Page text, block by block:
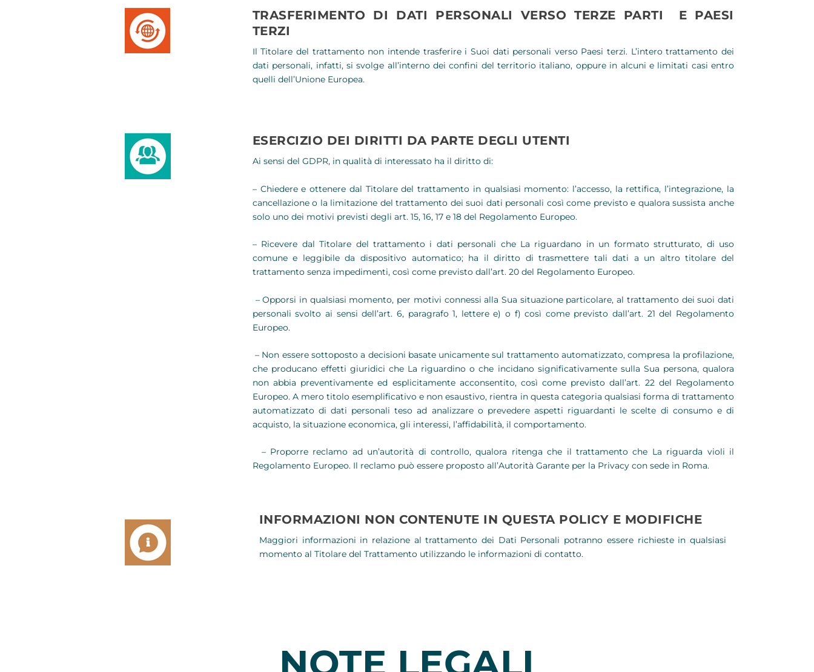
TRASFERIMENTO DI DATI PERSONALI VERSO TERZE PARTI E PAESI
TERZI
Il Titolare del trattamento non intende trasferire i Suoi dati personali verso Paesi terzi. L’intero trattamento dei
dati personali, infatti, si svolge all’interno dei confini del territorio italiano, oppure in alcuni e limitati casi entro
quelli dell’Unione Europea.
ESERCIZIO DEI DIRITTI DA PARTE DEGLI UTENTI
Ai sensi del GDPR, in qualità di interessato ha il diritto di:
– Chiedere e ottenere dal Titolare del trattamento in qualsiasi momento: l’accesso, la rettifica, l’integrazione, la
cancellazione o la limitazione del trattamento dei suoi dati personali così come previsto e qualora sussista anche
solo uno dei motivi previsti degli art. 15, 16, 17 e 18 del Regolamento Europeo.
– Ricevere dal Titolare del trattamento i dati personali che La riguardano in un formato strutturato, di uso
comune e leggibile da dispositivo automatico; ha il diritto di trasmettere tali dati a un altro titolare del
trattamento senza impedimenti, così come previsto dall’art. 20 del Regolamento Europeo.
– Opporsi in qualsiasi momento, per motivi connessi alla Sua situazione particolare, al trattamento dei suoi dati
personali svolto ai sensi dell’art. 6, paragrafo 1, lettere e) o f) così come previsto dall’art. 21 del Regolamento
Europeo.
– Non essere sottoposto a decisioni basate unicamente sul trattamento automatizzato, compresa la profilazione,
che producano effetti giuridici che La riguardino o che incidano significativamente sulla Sua persona, qualora
non abbia preventivamente ed esplicitamente acconsentito, così come previsto dall’art. 22 del Regolamento
Europeo. A mero titolo esemplificativo e non esaustivo, rientra in questa categoria qualsiasi forma di trattamento
automatizzato di dati personali teso ad analizzare o prevedere aspetti riguardanti le scelte di consumo e di
acquisto, la situazione economica, gli interessi, l’affidabilità, il comportamento.
– Proporre reclamo ad un’autorità di controllo, qualora ritenga che il trattamento che La riguarda violi il
Regolamento Europeo. Il reclamo può essere proposto all’Autorità Garante per la Privacy con sede in Roma.
INFORMAZIONI NON CONTENUTE IN QUESTA POLICY E MODIFICHE
Maggiori informazioni in relazione al trattamento dei Dati Personali potranno essere richieste in qualsiasi
momento al Titolare del Trattamento utilizzando le informazioni di contatto.